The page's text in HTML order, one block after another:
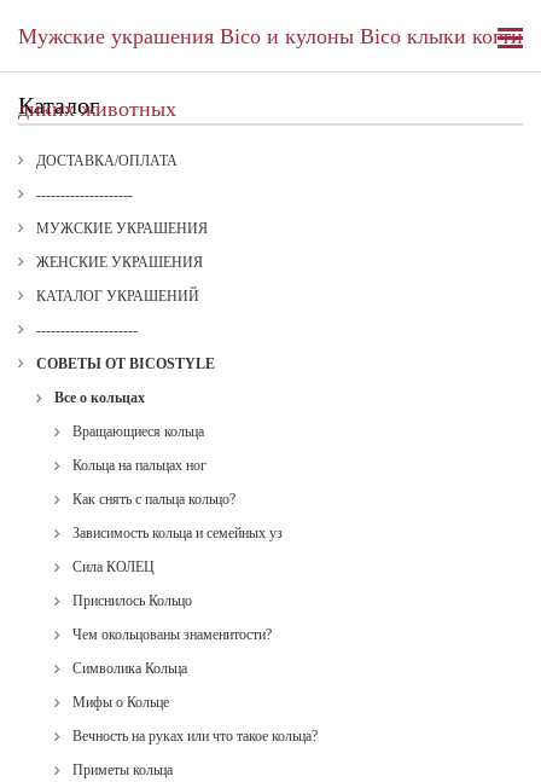
Мужские украшения Bico и кулоны Bico клыки когти
диких животных
Каталог
ДОСТАВКА/ОПЛАТА
--------------------
МУЖСКИЕ УКРАШЕНИЯ
ЖЕНСКИЕ УКРАШЕНИЯ
КАТАЛОГ УКРАШЕНИЙ
---------------------
СОВЕТЫ ОТ BICOSTYLE
Все о кольцах
Вращающиеся кольца
Кольца на пальцах ног
Как снять с пальца кольцо?
Зависимость кольца и семейных уз
Сила КОЛЕЦ
Приснилось Кольцо
Чем окольцованы знаменитости?
Символика Кольца
Мифы о Кольце
Вечность на руках или что такое кольца?
Приметы кольца